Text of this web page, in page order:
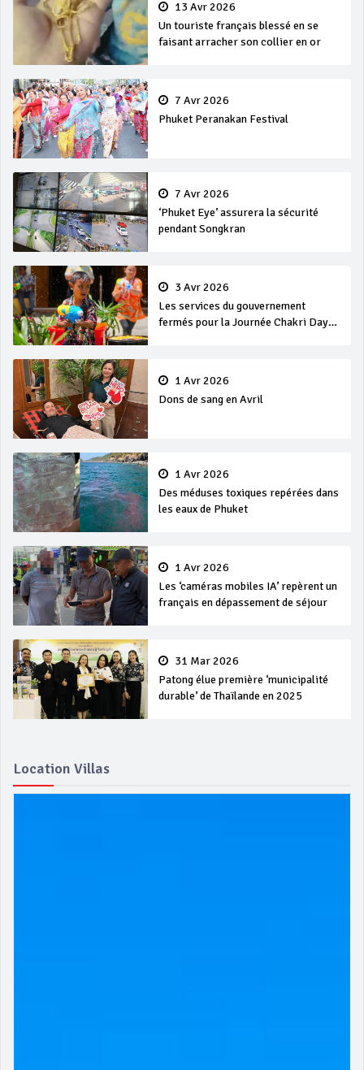
13 Avr 2026
Un touriste français blessé en se
faisant arracher son collier en or
7 Avr 2026
Phuket Peranakan Festival
7 Avr 2026
‘Phuket Eye’ assurera la sécurité
pendant Songkran
3 Avr 2026
Les services du gouvernement
fermés pour la Journée Chakri Day
1 Avr 2026
Dons de sang en Avril
1 Avr 2026
Des méduses toxiques repérées dans
les eaux de Phuket
1 Avr 2026
Les ‘caméras mobiles IA’ repèrent un
français en dépassement de séjour
31 Mar 2026
Patong élue première ‘municipalité
durable’ de Thaïlande en 2025
Location Villas